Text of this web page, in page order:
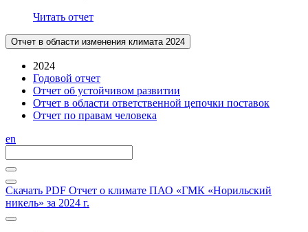
Читать отчет
Отчет в области изменения климата 2024
2024
Годовой отчет
Отчет об устойчивом развитии
Отчет в области ответственной цепочки поставок
Отчет по правам человека
en
Скачать PDF Отчет о климате ПАО «ГМК «Норильский
никель» за 2024 г.